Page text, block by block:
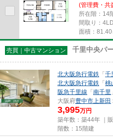
(管理費・共
所在階：14
間取り：
面積：81.40
売買｜中古マンション 千里中央パ
北大阪急行電鉄 「 千
北大阪急行電鉄 「 桃
阪急千里線 「 南千里
大阪府豊中市上新田
3,995万円
築年数：築44年 ｜販
階数：15階建